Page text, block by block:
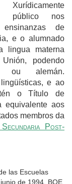
público nos
de
e o alumnado
lingua materna
podendo
ou alemán.
e ao
o Título de
equivalente aos
membros da
Secundaria Post-
las Escuelas
de 1994, BOE